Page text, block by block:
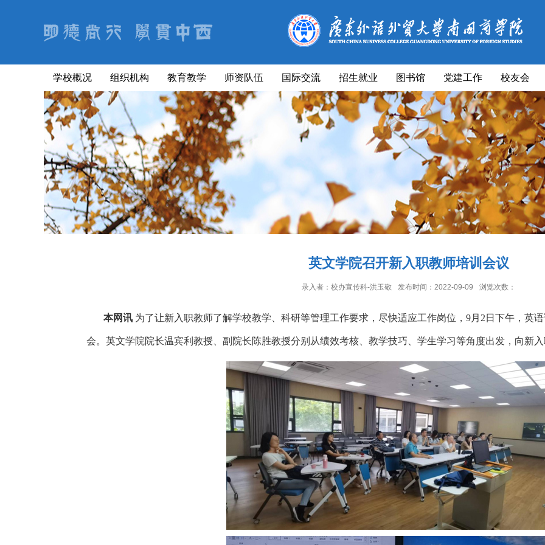
学校概况 组织机构 教育教学 师资队伍 国际交流 招生就业 图书馆 党建工作 校友会
英文学院召开新入职教师培训会议
录入者：校办宣传科-洪玉敬 发布时间：2022-09-09 浏览次数：
本网讯 为了让新入职教师了解学校教学、科研等管理工作要求，尽快适应工作岗位， 9月2日下午，英
会。英文学院院长温宾利教授、副院长陈胜教授分别从绩效考核、教学技巧、学生学习等角度出发，向新